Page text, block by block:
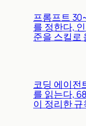
프롬프트
를 정한다,
준을 스킬로
코딩 에이전
를 읽는다,
이 정리한 규